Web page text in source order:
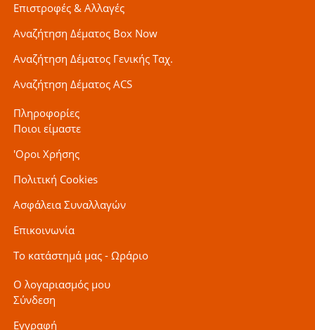
Επιστροφές & Αλλαγές
Αναζήτηση Δέματος Box Now
Αναζήτηση Δέματος Γενικής Ταχ.
Αναζήτηση Δέματος ACS
Πληροφορίες
Ποιοι είμαστε
'Οροι Χρήσης
Πολιτική Cookies
Ασφάλεια Συναλλαγών
Επικοινωνία
Το κατάστημά μας - Ωράριο
Ο λογαριασμός μου
Σύνδεση
Εγγραφή